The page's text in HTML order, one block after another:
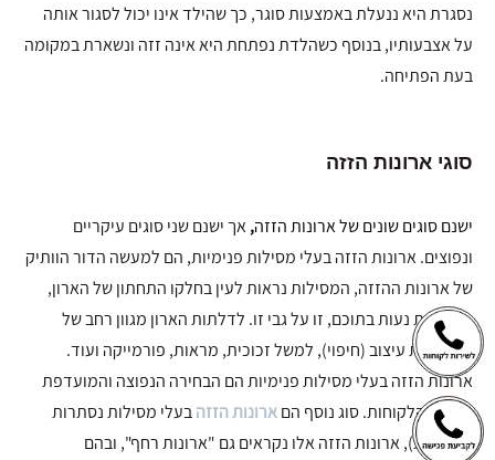
נסגרת היא ננעלת באמצעות סוגר, כך שהילד אינו יכול לסגור אותה
על אצבעותיו, בנוסף כשהלדת נפתחת היא אינה זזה ונשארת במקומה
בעת הפתיחה.
סוגי ארונות הזזה
ישנם סוגים שונים של ארונות הזזה,אך ישנם שני סוגים עיקריים
ונפוצים. ארונות הזזה בעלי מסילות פנימיות, הם למעשה הדור הוותיק
של ארונות ההזזה, המסילות נראות לעין בחלקו התחתון של הארון,
והדלתות נעות בתוכם, זו על גבי זו. לדלתות הארון מגוון רחב של
אפשרויות עיצוב (חיפוי), למשל זכוכית, מראות, פורמייקה ועוד.
ארונות הזזה בעלי מסילות פנימיות הם הבחירה הנפוצה והמועדפת
על רוב הלקוחות. סוג נוסף הםארונות הזזהבעלי מסילות נסתרות
(חיצוניות), ארונות הזזה אלו נקראים גם "ארונות רחף", ובהם